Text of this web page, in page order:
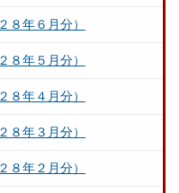
８年６月分）
８年５月分）
８年４月分）
８年３月分）
８年２月分）